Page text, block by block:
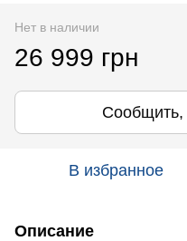
Нет в наличии
26 999 грн
Сообщить,
В избранное
Описание